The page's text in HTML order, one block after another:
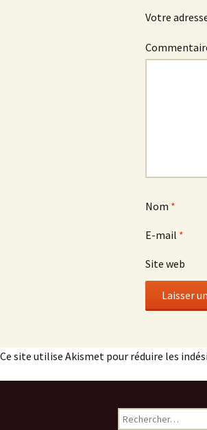
Votre
Nom *
E-mail *
Site web
Ce site utilise Akismet pour réduire les
Rechercher :